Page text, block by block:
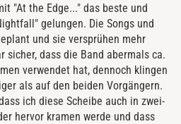
"At the Edge..." das beste und
gelungen. Die Songs und
und sie versprühen mehr
sicher, dass die Band abermals ca.
verwendet hat, dennoch klingen
als auf den beiden Vorgängern.
ich diese Scheibe auch in zwei-
hervor kramen werde und dass